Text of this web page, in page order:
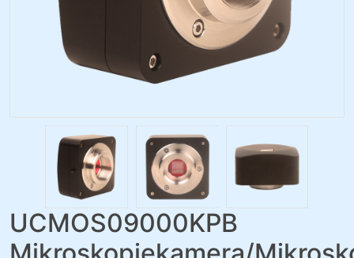
UCMOS09000KPB